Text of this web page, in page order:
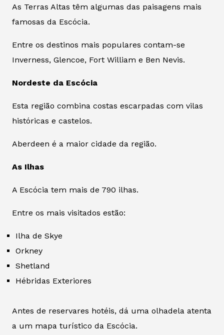
As Terras Altas têm algumas das paisagens mais
famosas da Escócia.
Entre os destinos mais populares contam-se
Inverness, Glencoe, Fort William e Ben Nevis.
Nordeste da Escócia
Esta região combina costas escarpadas com vilas
históricas e castelos.
Aberdeen é a maior cidade da região.
As Ilhas
A Escócia tem mais de 790 ilhas.
Entre os mais visitados estão:
Ilha de Skye
Orkney
Shetland
Hébridas Exteriores
Antes de reservares hotéis, dá uma olhadela atenta
a um mapa turístico da Escócia.